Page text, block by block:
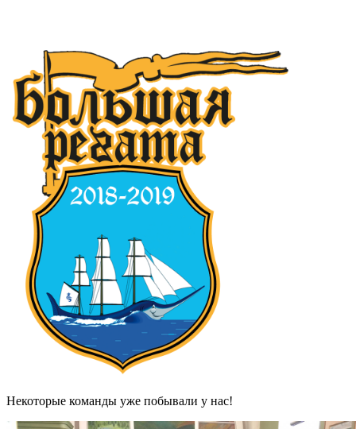
Некоторые команды уже побывали у нас!